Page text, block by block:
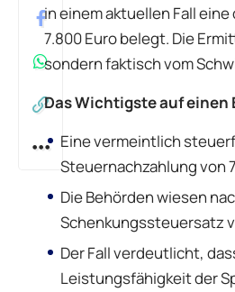
in einem aktuellen Fall
7.800 Euro belegt. Die
sondern faktisch vom
Das Wichtigste auf einen
Eine vermeintlich
Steuernachzahlung von
Die Behörden wiesen
Schenkungssteuersatz
Der Fall verdeutlicht,
Leistungsfähigkeit der